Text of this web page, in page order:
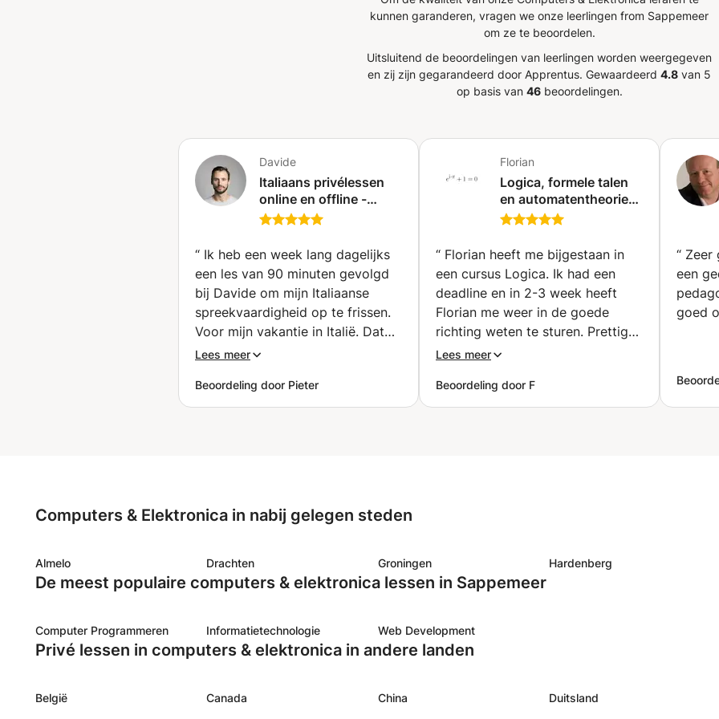
kunnen garanderen, vragen we onze leerlingen from Sappemeer
om ze te beoordelen.
Uitsluitend de beoordelingen van leerlingen worden weergegeven
en zij zijn gegarandeerd door Apprentus. Gewaardeerd 4.8 van 5
op basis van 46beoordelingen.
Davide
Italiaans privélessen
online en offline -
Italian language private
“ Ik heb een week lang dagelijks
een les van 90 minuten gevolgd
bij Davide om mijn Italiaanse
spreekvaardigheid op te frissen.
Voor mijn vakantie in Italië. Dat
was heel effectief. De oefeningen
het dagelijks leven. Davide is heel
vriendelijk en geduldig en neemt
Lees meer
Beoordeling door Pieter
Florian
Logica, formele talen
en automatentheorie
voor de informatica
“ Florian heeft me bijgestaan in
een cursus Logica. Ik had een
deadline en in 2-3 week heeft
Florian me weer in de goede
richting weten te sturen. Prettige
en rustige manier van uitleg, zelfs
Lees meer
Beoordeling door F
“ Zeer
een
pedagogie.
goed
Computers & Elektronica in nabij gelegen steden
Almelo Drachten Groningen Hardenberg
De meest populaire computers & elektronica lessen in Sappemeer
Computer Programmeren Informatietechnologie Web Development
Privé lessen in computers & elektronica in andere landen
België Canada China Duitsland